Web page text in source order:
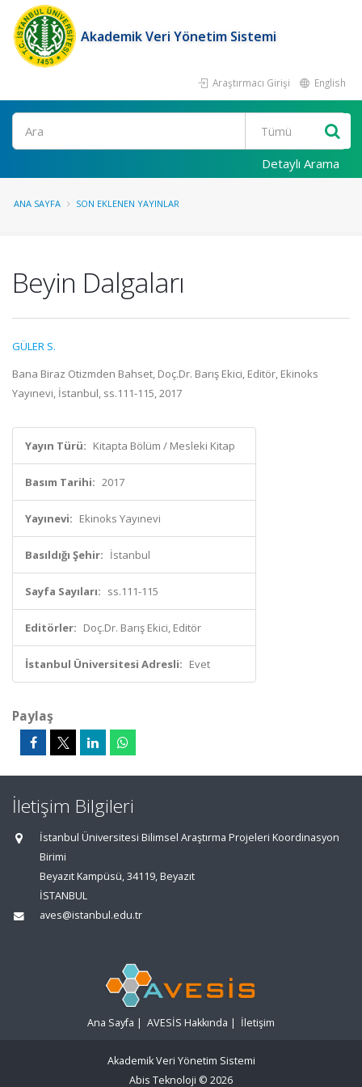
Akademik Veri Yönetim Sistemi
Araştırmacı Girişi English
Ara
Detaylı Arama
ANA SAYFA SON EKLENEN YAYINLAR
Beyin Dalgaları
GÜLER S.
Bana Biraz Otizmden Bahset, Doç.Dr. Barış Ekici, Editör, Ekinoks
Yayınevi, İstanbul, ss.111-115, 2017
Yayın Türü: Kitapta Bölüm / Mesleki Kitap
Basım Tarihi: 2017
Yayınevi: Ekinoks Yayınevi
Basıldığı Şehir: İstanbul
Sayfa Sayıları: ss.111-115
Editörler: Doç.Dr. Barış Ekici, Editör
İstanbul Üniversitesi Adresli: Evet
Paylaş
İletişim Bilgileri
İstanbul Üniversitesi Bilimsel Araştırma Projeleri Koordinasyon
Birimi
Beyazıt Kampüsü, 34119, Beyazıt
İSTANBUL
aves@istanbul.edu.tr
Ana Sayfa | AVESİS Hakkında | İletişim
Akademik Veri Yönetim Sistemi
Abis Teknoloji © 2026